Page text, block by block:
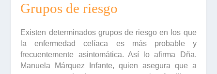
Grupos de riesgo
Existen determinados grupos de riesgo en los que
la enfermedad celíaca es más probable y
frecuentemente asintomática. Así lo afirma
Dña.
Manuela Márquez Infante, quien asegura que a